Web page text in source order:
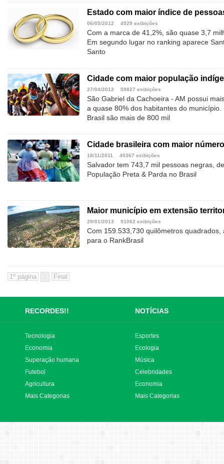
Estado com maior índice de
06/05/2012 4529 exibições
Com a marca de 41,2%, são quase 3,7
Em segundo lugar no ranking aparece
Santo
Cidade com maior população
27/04/2012 59827 exibições
São Gabriel da Cachoeira - AM possui
a quase 80% dos habitantes do
Brasil são mais de 800 mil
Cidade brasileira com maior
18/11/2011 40367 exibições
Salvador tem 743,7 mil pessoas negras,
População Preta & Parda no Brasil
Maior município em extensão
29/01/2013 91062 exibições
Com 159.533,730 quilômetros quadrados,
para o RankBrasil
RECORDES!! NOTÍCIAS
Tecnologia
Economia
Superação humana
Futebol
Agricultura
Mais Categorias
Esportes
Ecologia
Música
Celebridades
Economia
Mais Categorias